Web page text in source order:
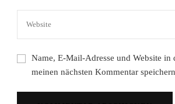
Name, E-Mail-Adresse und Website in
meinen nächsten Kommentar